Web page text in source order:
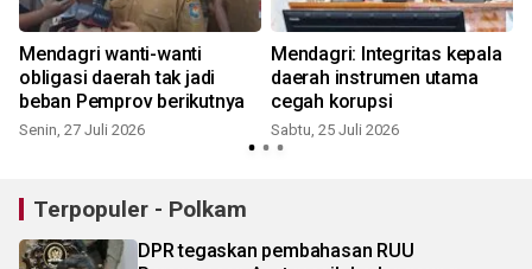
Mendagri wanti-wanti
obligasi daerah tak jadi
beban Pemprov berikutnya
Senin, 27 Juli 2026
Mendagri: Integritas kepala
daerah instrumen utama
cegah korupsi
Sabtu, 25 Juli 2026
Terpopuler - Polkam
DPR tegaskan pembahasan RUU